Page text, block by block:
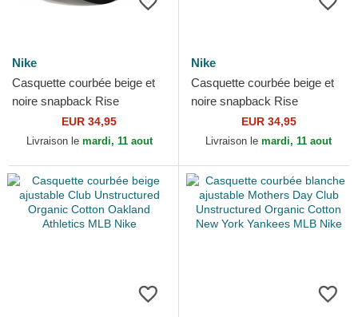
Nike
Casquette courbée beige et
noire snapback Rise
Structured San Diego Padres
MLB Nike
EUR 34,95
Livraison le mardi, 11 aout
Nike
Casquette courbée beige et
noire snapback Rise
Structured Chicago White
Sox MLB Nike
EUR 34,95
Livraison le mardi, 11 aout